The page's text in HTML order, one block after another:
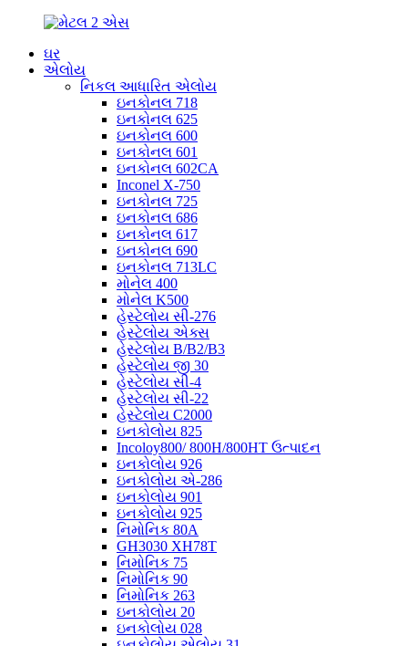
ઘર
એલોય
નિકલ આધારિત એલોય
ઇનકોનલ 718
ઇનકોનલ 625
ઇનકોનલ 600
ઇનકોનલ 601
ઇનકોનલ 602CA
Inconel X-750
ઇનકોનલ 725
ઇનકોનલ 686
ઇનકોનલ 617
ઇનકોનલ 690
ઇનકોનલ 713LC
મોનેલ 400
મોનેલ K500
હેસ્ટેલોય સી-276
હેસ્ટેલોય એક્સ
હેસ્ટેલોય B/B2/B3
હેસ્ટેલોય જી 30
હેસ્ટેલોય સી-4
હેસ્ટેલોય સી-22
હેસ્ટેલોય C2000
ઇનકોલોય 825
Incoloy800/ 800H/800HT ઉત્પાદન
ઇનકોલોય 926
ઇનકોલોય એ-286
ઇનકોલોય 901
ઇનકોલોય 925
નિમોનિક 80A
GH3030 XH78T
નિમોનિક 75
નિમોનિક 90
નિમોનિક 263
ઇનકોલોય 20
ઇનકોલોય 028